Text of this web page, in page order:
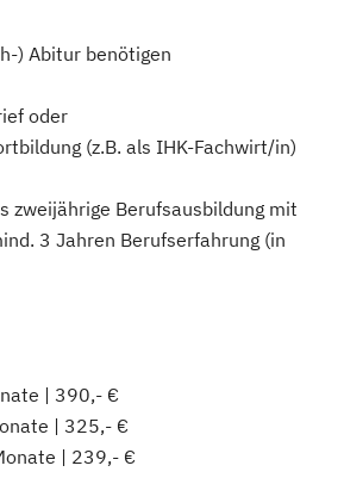
) Abitur benötigen
oder
(z.B. als IHK-Fachwirt/in)
zweijährige Berufsausbildung mit
3 Jahren Berufserfahrung (in
| 390,- €
| 325,- €
| 239,- €